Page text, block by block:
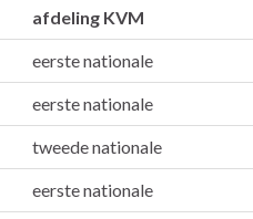
afdeling KVM
eerste nationale
eerste nationale
tweede nationale
eerste nationale